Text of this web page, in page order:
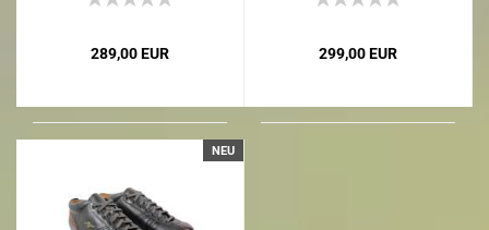
289,00 EUR 299,00 EUR
NEU